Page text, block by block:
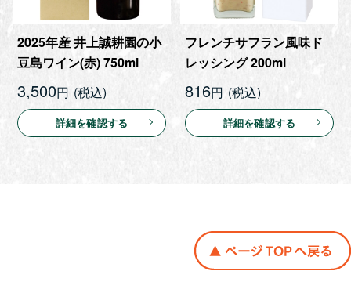
2025年産 井上誠耕園の小
豆島ワイン(赤) 750ml
3,500円
詳細を確認する
フレンチサフラン風味ド
レッシング 200ml
816円
詳細を確認する